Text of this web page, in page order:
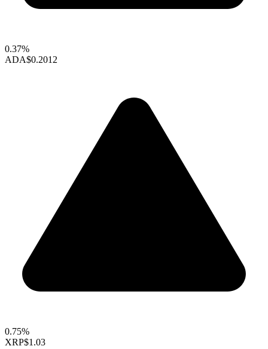
0.37%
ADA$0.2012
0.75%
XRP$1.03